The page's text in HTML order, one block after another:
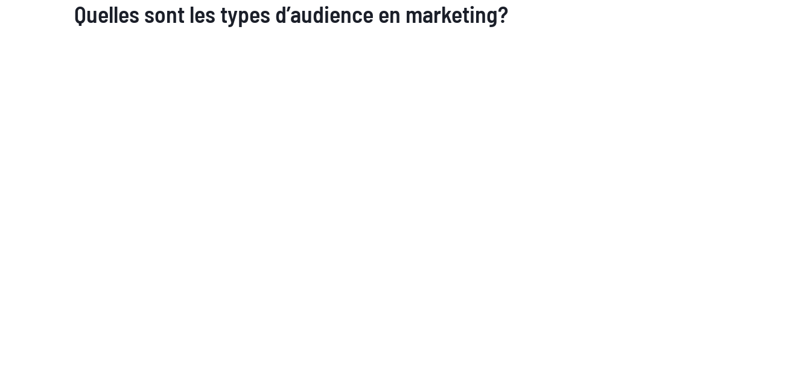
Quelles sont les types d’audience en marketing?